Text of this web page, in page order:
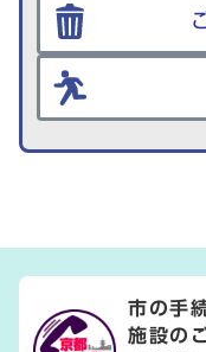
市の手
施設の